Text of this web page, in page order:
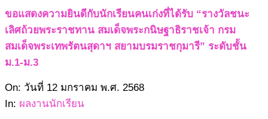
ขอแสดงความยินดีกับนักเรียนคนเก่งที่ได้รับ “รางวัลชนะ
เลิศถ้วยพระราชทาน สมเด็จพระกนิษฐาธิราชเจ้า กรม
สมเด็จพระเทพรัตนสุดาฯ สยามบรมราชกุมารี” ระดับชั้น
ม.1-ม.3
2568-
01-
On: วันที่ 12 มกราคม พ.ศ. 2568
In: ผลงานนักเรียน